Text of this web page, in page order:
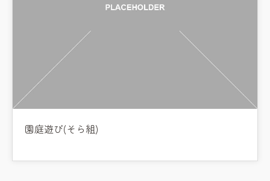
園庭遊び(そら組)
未就園児クラス
0歳親子登園［マカロンクラス ]
1歳・2歳親子登園［マリポサクラ
2歳児ひとり登園［ゆず組 ]
グループ施設・